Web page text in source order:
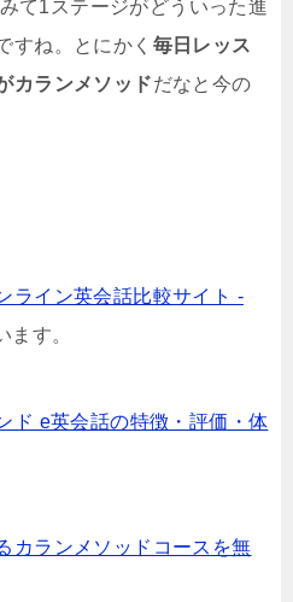
て1ステージがどういった進
すね。とにかく 毎日レッス
カランメソッドだなと今の
ライン英会話比較サイト -
ます。
ド e英会話の特徴・評価・体
カランメソッドコースを無